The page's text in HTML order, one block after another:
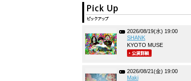
2026/08/19(水) 19:00
SHANK
KYOTO MUSE
2026/08/21(金) 19:00
Maki